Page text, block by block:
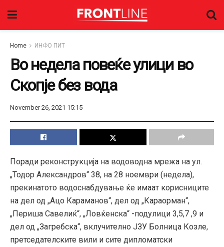
Home ИНФО ПИТ
Во недела повеќе улици во
Скопје без вода
November 26, 2021 15:15
Поради реконструкција на водоводна мрежа на ул.
„Тодор Александров“ 38, на 28 ноември (недела),
прекинатото водоснабдување ќе имаат корисниците
на дел од „Ацо Караманов“, дел од „Караорман“,
„Периша Савелиќ“, „Ловќенска“ -подулици 3,5,7 ,9 и
дел од „Загребска“, вклучително ЈЗУ Болница Козле,
претседателските вили и сите дипломатски